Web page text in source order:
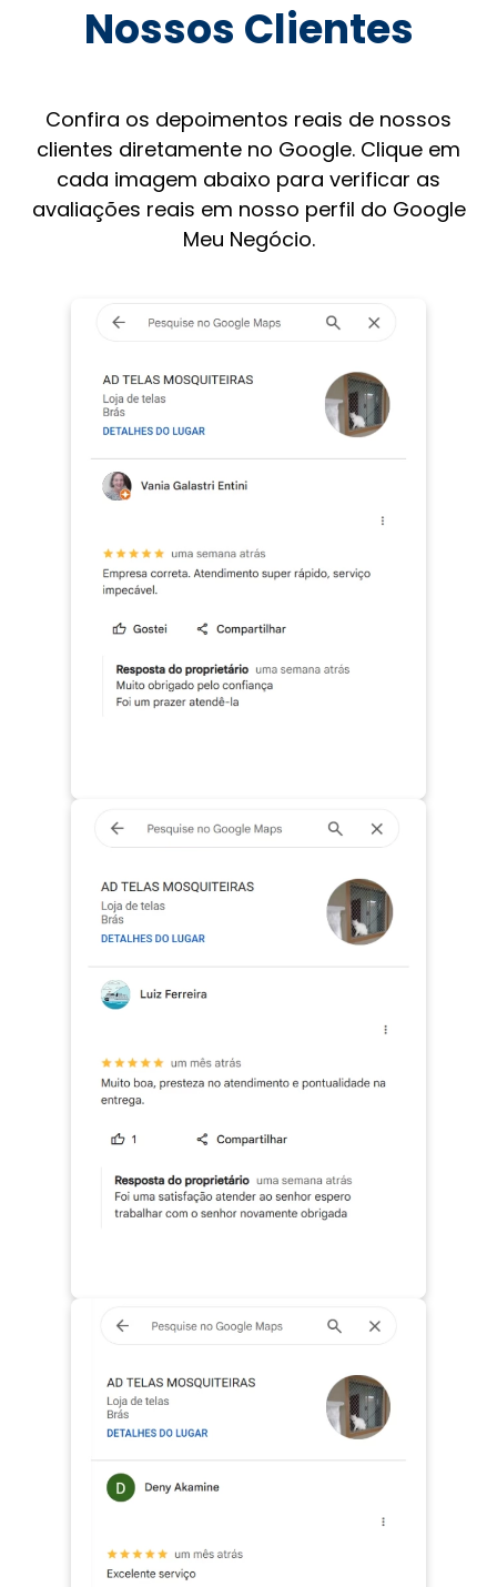
Nossos Clientes
Confira os depoimentos reais de nossos
clientes diretamente no Google. Clique em
cada imagem abaixo para verificar as
avaliações reais em nosso perfil do Google
Meu Negócio.